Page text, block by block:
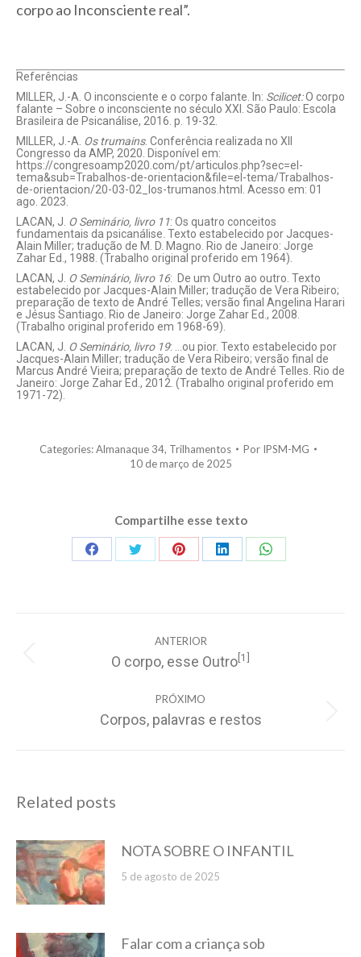
corpo ao Inconsciente real”.
Referências
MILLER, J.-A. O inconsciente e o corpo falante. In: Scilicet:O corpo
falante – Sobre o inconsciente no século XXI. São Paulo: Escola
Brasileira de Psicanálise, 2016. p. 19-32.
MILLER, J.-A. Os trumains. Conferência realizada no XII
Congresso da AMP, 2020. Disponível em:
https://congresoamp2020.com/pt/articulos.php?sec=el-
tema&sub=Trabalhos-de-orientacion&file=el-tema/Trabalhos-
de-orientacion/20-03-02_los-trumanos.html. Acesso em: 01
ago. 2023.
LACAN, J. O Seminário, livro 11: Os quatro conceitos
fundamentais da psicanálise. Texto estabelecido por Jacques-
Alain Miller; tradução de M. D. Magno. Rio de Janeiro: Jorge
Zahar Ed., 1988. (Trabalho original proferido em 1964).
LACAN, J. O Seminário, livro 16: De um Outro ao outro. Texto
estabelecido por Jacques-Alain Miller; tradução de Vera Ribeiro;
preparação de texto de André Telles; versão final Angelina Harari
e Jésus Santiago. Rio de Janeiro: Jorge Zahar Ed., 2008.
(Trabalho original proferido em 1968-69).
LACAN, J. O Seminário, livro 19: …ou pior. Texto estabelecido por
Jacques-Alain Miller; tradução de Vera Ribeiro; versão final de
Marcus André Vieira; preparação de texto de André Telles. Rio de
Janeiro: Jorge Zahar Ed., 2012. (Trabalho original proferido em
1971-72).
Categories:Almanaque 34, Trilhamentos Por IPSM-MG
10 de março de 2025
Compartilhe esse texto
Share
Share
Share
Share
Share
ANTERIOR
Post
anterior:
O corpo, esse Outro[1]
PRÓXIMO
Próximo
Corpos, palavras e restos
Related posts
NOTA SOBRE O INFANTIL
5 de agosto de 2025
Falar com a criança sob